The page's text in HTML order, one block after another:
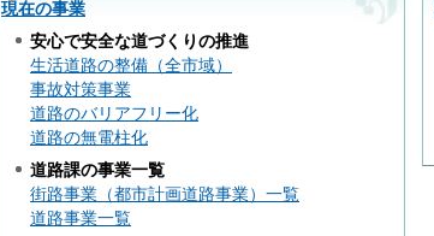
現在の事業
安心で安全な道づくりの推進
生活道路の整備（全市域）
事故対策事業
道路のバリアフリー化
道路の無電柱化
道路課の事業一覧
街路事業（都市計画道路事業）一覧
道路事業一覧